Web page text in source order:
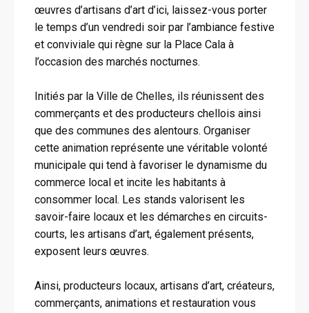
œuvres d’artisans d’art d’ici, laissez-vous porter
le temps d’un vendredi soir par l’ambiance festive
et conviviale qui règne sur la Place Cala à
l’occasion des marchés nocturnes.
Initiés par la Ville de Chelles, ils réunissent des
commerçants et des producteurs chellois ainsi
que des communes des alentours. Organiser
cette animation représente une véritable volonté
municipale qui tend à favoriser le dynamisme du
commerce local et incite les habitants à
consommer local. Les stands valorisent les
savoir-faire locaux et les démarches en circuits-
courts, les artisans d’art, également présents,
exposent leurs œuvres.
Ainsi, producteurs locaux, artisans d’art, créateurs,
commerçants, animations et restauration vous